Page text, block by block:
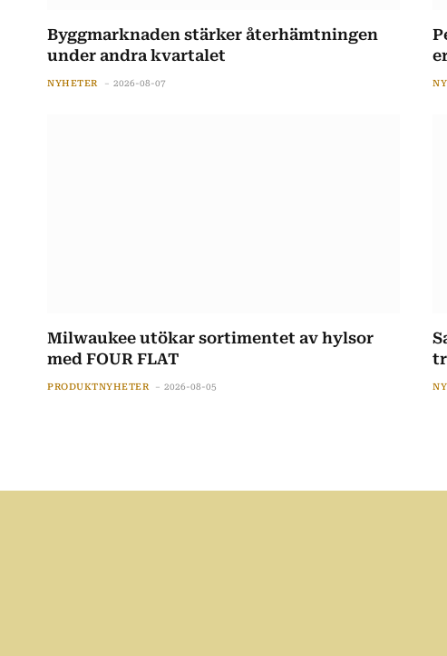
Byggmarknaden stärker återhämtningen
under andra kvartalet
NYHETER 2026-08-07
Milwaukee utökar sortimentet av hylsor
med FOUR FLAT
PRODUKTNYHETER 2026-08-05